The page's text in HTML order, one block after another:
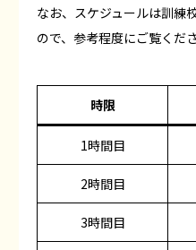
なお、スケジュールは訓練
ので、参考程度にご覧くださ
時限
1時間目
2時間目
3時間目